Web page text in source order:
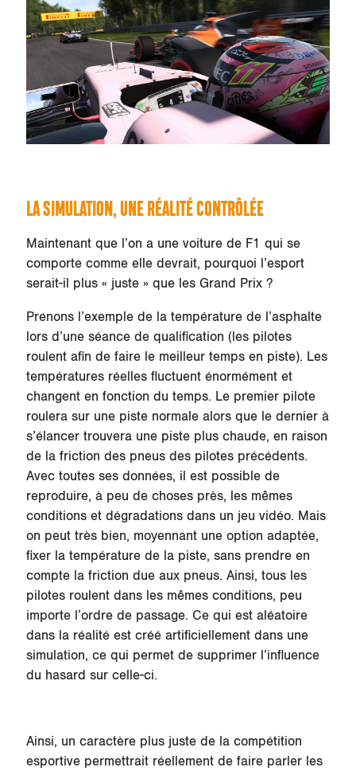
LA SIMULATION, UNE RÉALITÉ CONTRÔLÉE
Maintenant que l’on a une voiture de F1 qui se
comporte comme elle devrait, pourquoi l’esport
serait-il plus « juste » que les Grand Prix ?
Prenons l’exemple de la température de l’asphalte
lors d’une séance de qualification (les pilotes
roulent afin de faire le meilleur temps en piste). Les
températures réelles fluctuent énormément et
changent en fonction du temps. Le premier pilote
roulera sur une piste normale alors que le dernier à
s’élancer trouvera une piste plus chaude, en raison
de la friction des pneus des pilotes précédents.
Avec toutes ses données, il est possible de
reproduire, à peu de choses près, les mêmes
conditions et dégradations dans un jeu vidéo. Mais
on peut très bien, moyennant une option adaptée,
fixer la température de la piste, sans prendre en
compte la friction due aux pneus. Ainsi, tous les
pilotes roulent dans les mêmes conditions, peu
importe l’ordre de passage. Ce qui est aléatoire
dans la réalité est créé artificiellement dans une
simulation, ce qui permet de supprimer l’influence
du hasard sur celle-ci.
Ainsi, un caractère plus juste de la compétition
esportive permettrait réellement de faire parler les